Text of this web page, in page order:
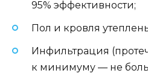
95% эффективности;
Пол и кровля
Инфильтрация
к минимуму — не